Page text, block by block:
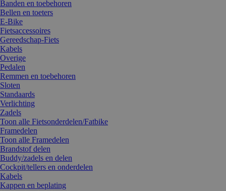
Banden en toebehoren
Bellen en toeters
E-Bike
Fietsaccessoires
Gereedschap-Fiets
Kabels
Overige
Pedalen
Remmen en toebehoren
Sloten
Standaards
Verlichting
Zadels
Toon alle Fietsonderdelen/Fatbike
Framedelen
Toon alle Framedelen
Brandstof delen
Buddy/zadels en delen
Cockpit/tellers en onderdelen
Kabels
Kappen en beplating